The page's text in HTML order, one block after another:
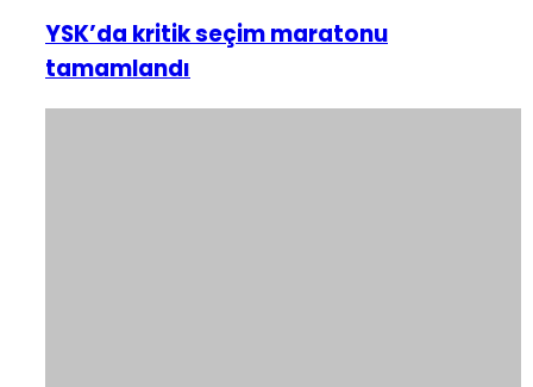
YSK’da kritik seçim maratonu
tamamlandı